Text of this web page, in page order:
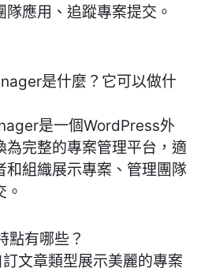
應用、追蹤專案提交。
是什麼？它可以做什
是一個WordPress外
為完整的專案管理平台，適
和組織展示專案、管理團隊
點有哪些？
文章類型展示美麗的專案